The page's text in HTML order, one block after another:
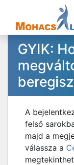
GYIK:
A
felső
majd a
válassza a